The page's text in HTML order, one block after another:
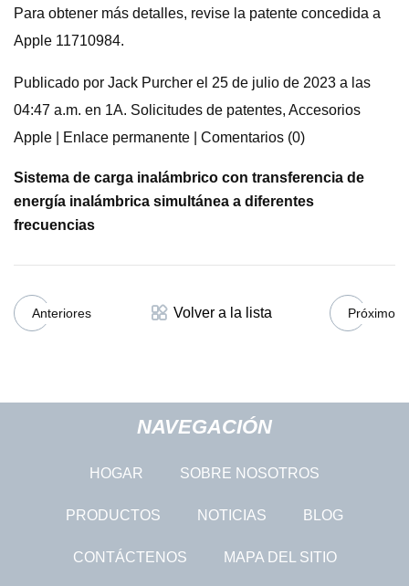
Para obtener más detalles, revise la patente concedida a
Apple 11710984.
Publicado por Jack Purcher el 25 de julio de 2023 a las
04:47 a.m. en 1A. Solicitudes de patentes, Accesorios
Apple | Enlace permanente | Comentarios (0)
Sistema de carga inalámbrico con transferencia de
energía inalámbrica simultánea a diferentes
frecuencias
Anteriores Volver a la lista Próximo
NAVEGACIÓN
HOGAR SOBRE NOSOTROS
PRODUCTOS NOTICIAS BLOG
CONTÁCTENOS MAPA DEL SITIO